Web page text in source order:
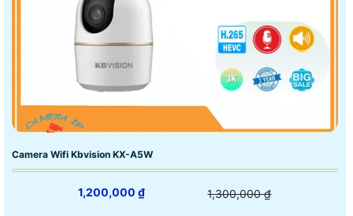
Camera Wifi Kbvision KX-A5W
1,200,000 ₫ 1,300,000 ₫